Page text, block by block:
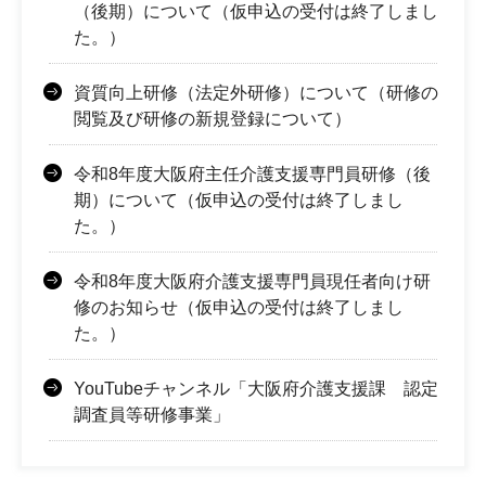
（後期）について（仮申込の受付は終了しまし
た。）
資質向上研修（法定外研修）について（研修の
閲覧及び研修の新規登録について）
令和8年度大阪府主任介護支援専門員研修（後
期）について（仮申込の受付は終了しまし
た。）
令和8年度大阪府介護支援専門員現任者向け研
修のお知らせ（仮申込の受付は終了しまし
た。）
YouTubeチャンネル「大阪府介護支援課 認定
調査員等研修事業」